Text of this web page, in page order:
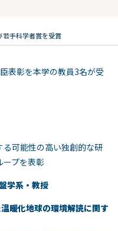
手科学者賞を受賞
表彰を本学の教員3名が受
可能性の高い独創的な研
ープを表彰
学系・教授
暖化地球の環境解読に関す